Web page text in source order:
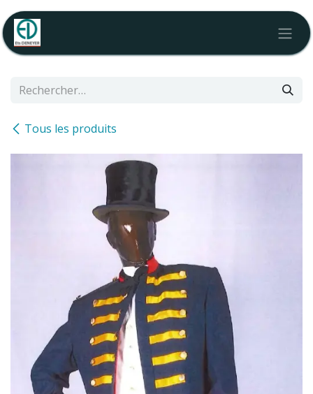
Se rendre au contenu
Tous les produits